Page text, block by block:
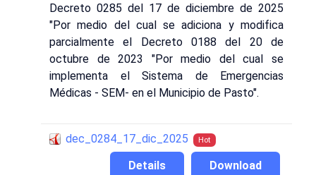
Decreto 0285 del 17 de diciembre de 2025
"Por medio del cual se adiciona y modifica
parcialmente el Decreto 0188 del 20 de
octubre de 2023 "Por medio del cual se
implementa el Sistema de Emergencias
Médicas - SEM- en el Municipio de Pasto".
dec_0284_17_dic_2025 Hot
Download
Details